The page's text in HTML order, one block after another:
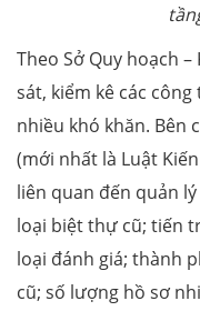
Theo Sở Quy hoạch
sát, kiểm kê các
nhiều khó khăn. Bên
(mới nhất là Luật
liên quan đến quản
loại biệt thự cũ; tiến
loại đánh giá; thành
cũ; số lượng hồ sơ